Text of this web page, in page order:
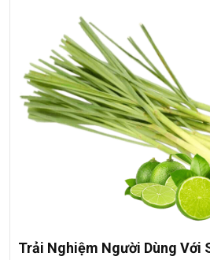
Trải Nghiệm Người Dùng Với